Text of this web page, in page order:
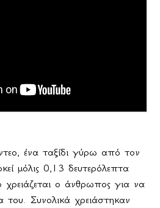
ένα ταξίδι γύρω από τον
μόλις 0,13 δευτερόλεπτα
ο άνθρωπος για να
του. Συνολικά χρειάστηκαν